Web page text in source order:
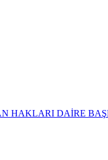
HAKLARI DAİRE